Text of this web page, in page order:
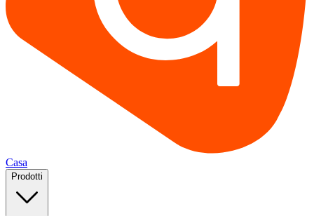
Casa
Prodotti